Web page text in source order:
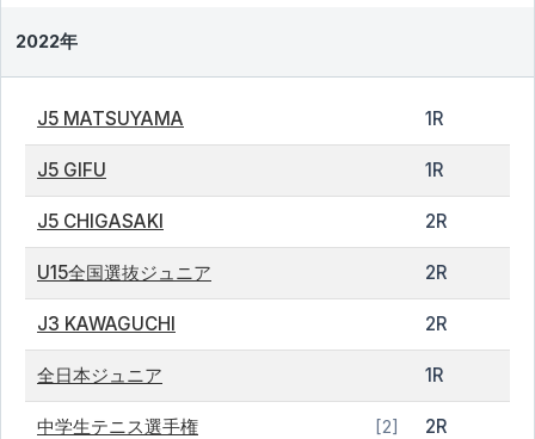
2022年
J5 MATSUYAMA 1R
J5 GIFU 1R
J5 CHIGASAKI 2R
U15全国選抜ジュニア 2R
J3 KAWAGUCHI 2R
全日本ジュニア 1R
中学生テニス選手権 [2] 2R